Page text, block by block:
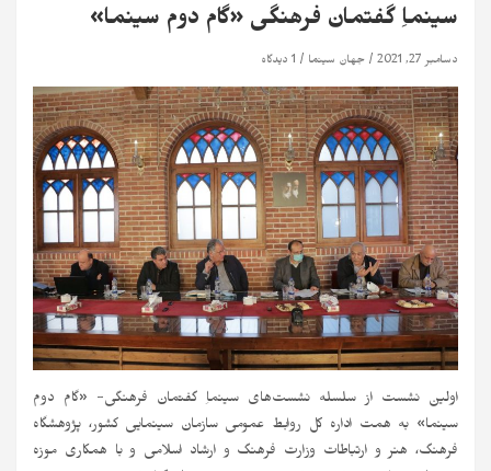
سینماِ گفتمان فرهنگی «گام دوم سینما»
دسامبر 27, 2021 جهان سینما 1 دیدگاه
اولین نشست از سلسله نشست‌های سینماِ گفتمان فرهنگی- «گام دوم
سینما» به همت اداره کل روابط عمومی سازمان سینمایی کشور، پژوهشگاه
فرهنگ، هنر و ارتباطات وزارت فرهنگ و ارشاد اسلامی و با همکاری موزه